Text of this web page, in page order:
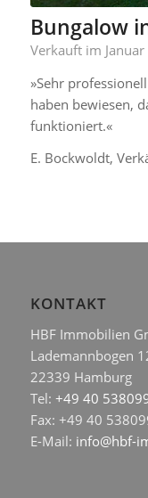
Bungalow
Verkauft im
»Sehr
haben bewiesen,
funktioniert.«
E. Bockwoldt,
KONTAKT
HBF Immobilien
Lademannbogen
22339 Hamburg
Tel: +49 40
Fax: +49 40
E-Mail: info@hbf-